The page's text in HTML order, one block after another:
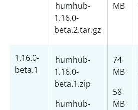
humhub-
1.16.0-
beta.2.tar.gz
MB
1.16.0-
beta.1
humhub-
1.16.0-
beta.1.zip
humhub-
74
MB
58
MB